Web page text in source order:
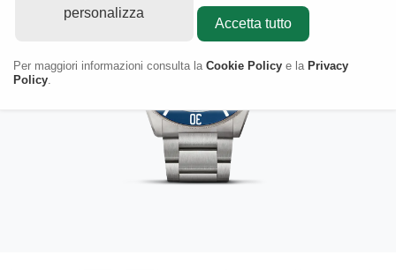
personalizza
Accetta tutto
Per maggiori informazioni consulta la Cookie Policy e la Privacy
Policy.